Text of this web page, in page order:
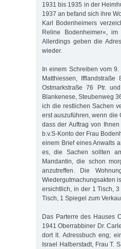
1931 bis 1935 in der
1937 an befand sich ihre
Karl Bodenheimers
Reline Bodenheimer«,
Allerdings geben die
wieder.
In einem Schreiben vom
Matthiessen,
Ostmarkstraße 76 Ptr.
Blankenese, Steubenweg
ich die restlichen Sachen
erst auszuführen, wenn die
dass der Auftrag von
b.v.S-Konto der Frau
einem Brief eines Anwalts
es, die Sachen sollten
Mandantin, die schon
anzutreffen. Die
Wiedergutmachungsakten
ersichtlich, in der 1 Tisch,
Tisch, 1 Spiegel zum
Das Parterre des Hauses
1941 Oberrabbiner Dr.
dort lt. Adressbuch eng;
Israel Halberstadt, Frau T.